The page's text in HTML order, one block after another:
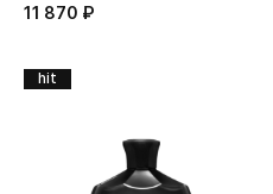
11 870 ₽
hit